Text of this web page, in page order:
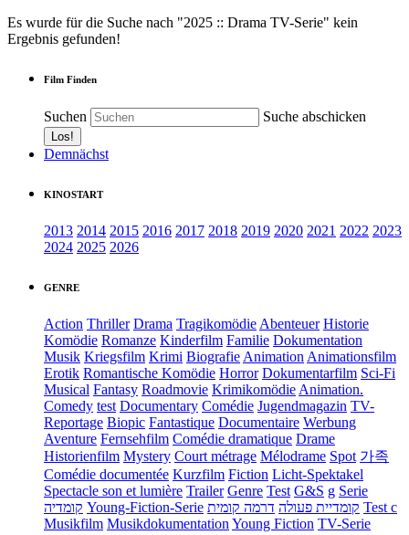
Es wurde für die Suche nach "2025 :: Drama TV-Serie" kein
Ergebnis gefunden!
Film Finden
Suchen Suche abschicken
Demnächst
KINOSTART
2013 2014 2015 2016 2017 2018 2019 2020 2021 2022 2023
2024 2025 2026
GENRE
Action Thriller Drama Tragikomödie Abenteuer Historie
Komödie Romanze Kinderfilm Familie Dokumentation
Musik Kriegsfilm Krimi Biografie Animation Animationsfilm
Erotik Romantische Komödie Horror Dokumentarfilm Sci-Fi
Musical Fantasy Roadmovie Krimikomödie Animation.
Comedy test Documentary Comédie Jugendmagazin TV-
Reportage Biopic Fantastique Documentaire Werbung
Aventure Fernsehfilm Comédie dramatique Drame
Historienfilm Mystery Court métrage Mélodrame Spot 가족
Comédie documentée Kurzfilm Fiction Licht-Spektakel
Spectacle son et lumière Trailer Genre Test G&S g Serie
קומדיה Young-Fiction-Serie קומדיית פעולה דרמה קומית
Test c
Musikfilm Musikdokumentation Young Fiction TV-Serie